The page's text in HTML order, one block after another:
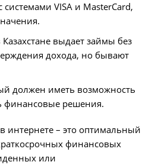
системами VISA и MasterCard,
выдает займы без
дохода, но бывают
должен иметь возможность
финансовые решения.
интернете – это оптимальный
финансовых
или